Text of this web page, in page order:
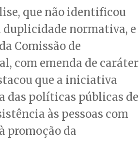
que não identificou
normativa, e
Comissão de
com emenda de caráter
que a iniciativa
das políticas públicas de
às pessoas com
promoção da